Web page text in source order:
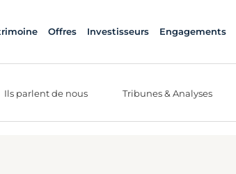
Offres Investisseurs Engagements
Ils parlent de nous Tribunes & Analyses